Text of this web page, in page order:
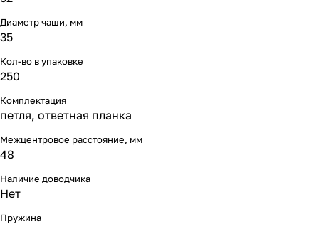
Диаметр чаши, мм
35
Кол-во в упаковке
250
Комплектация
петля, ответная планка
Межцентровое расстояние, мм
48
Наличие доводчика
Нет
Пружина